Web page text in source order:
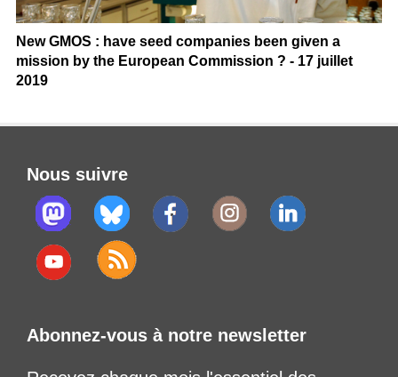
New GMOS : have seed companies been given a
mission by the European Commission ? - 17 juillet
2019
Nous suivre
Abonnez-vous à notre newsletter